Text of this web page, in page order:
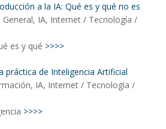
a la IA: Qué es y qué no es
General, IA, Internet / Tecnología /
es y qué >>>>
práctica de Inteligencia Artificial
IA, Internet / Tecnología /
>>>>